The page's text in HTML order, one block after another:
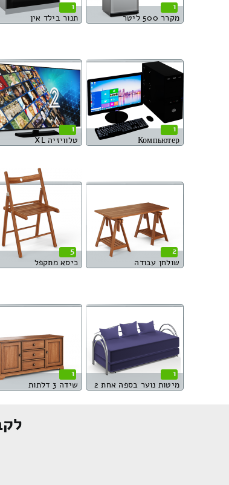
1
מקרר 500 ליטר
1
תנור בילד אין
1
Компьютер
1
טלוויזיה XL
2
שולחן עבודה
5
כיסא מתקפל
1
מיטות נוער בספה אחת 2
1
שידה 3 דלתות